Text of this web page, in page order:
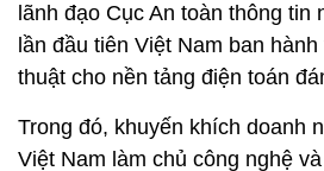
lãnh đạo Cục An toàn thông tin
lần đầu tiên Việt Nam ban
thuật cho nền tảng điện toán
Trong đó, khuyến khích doanh
Việt Nam làm chủ công nghệ